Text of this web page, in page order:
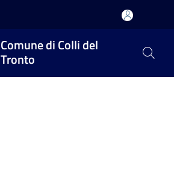
Comune di Colli del
Tronto